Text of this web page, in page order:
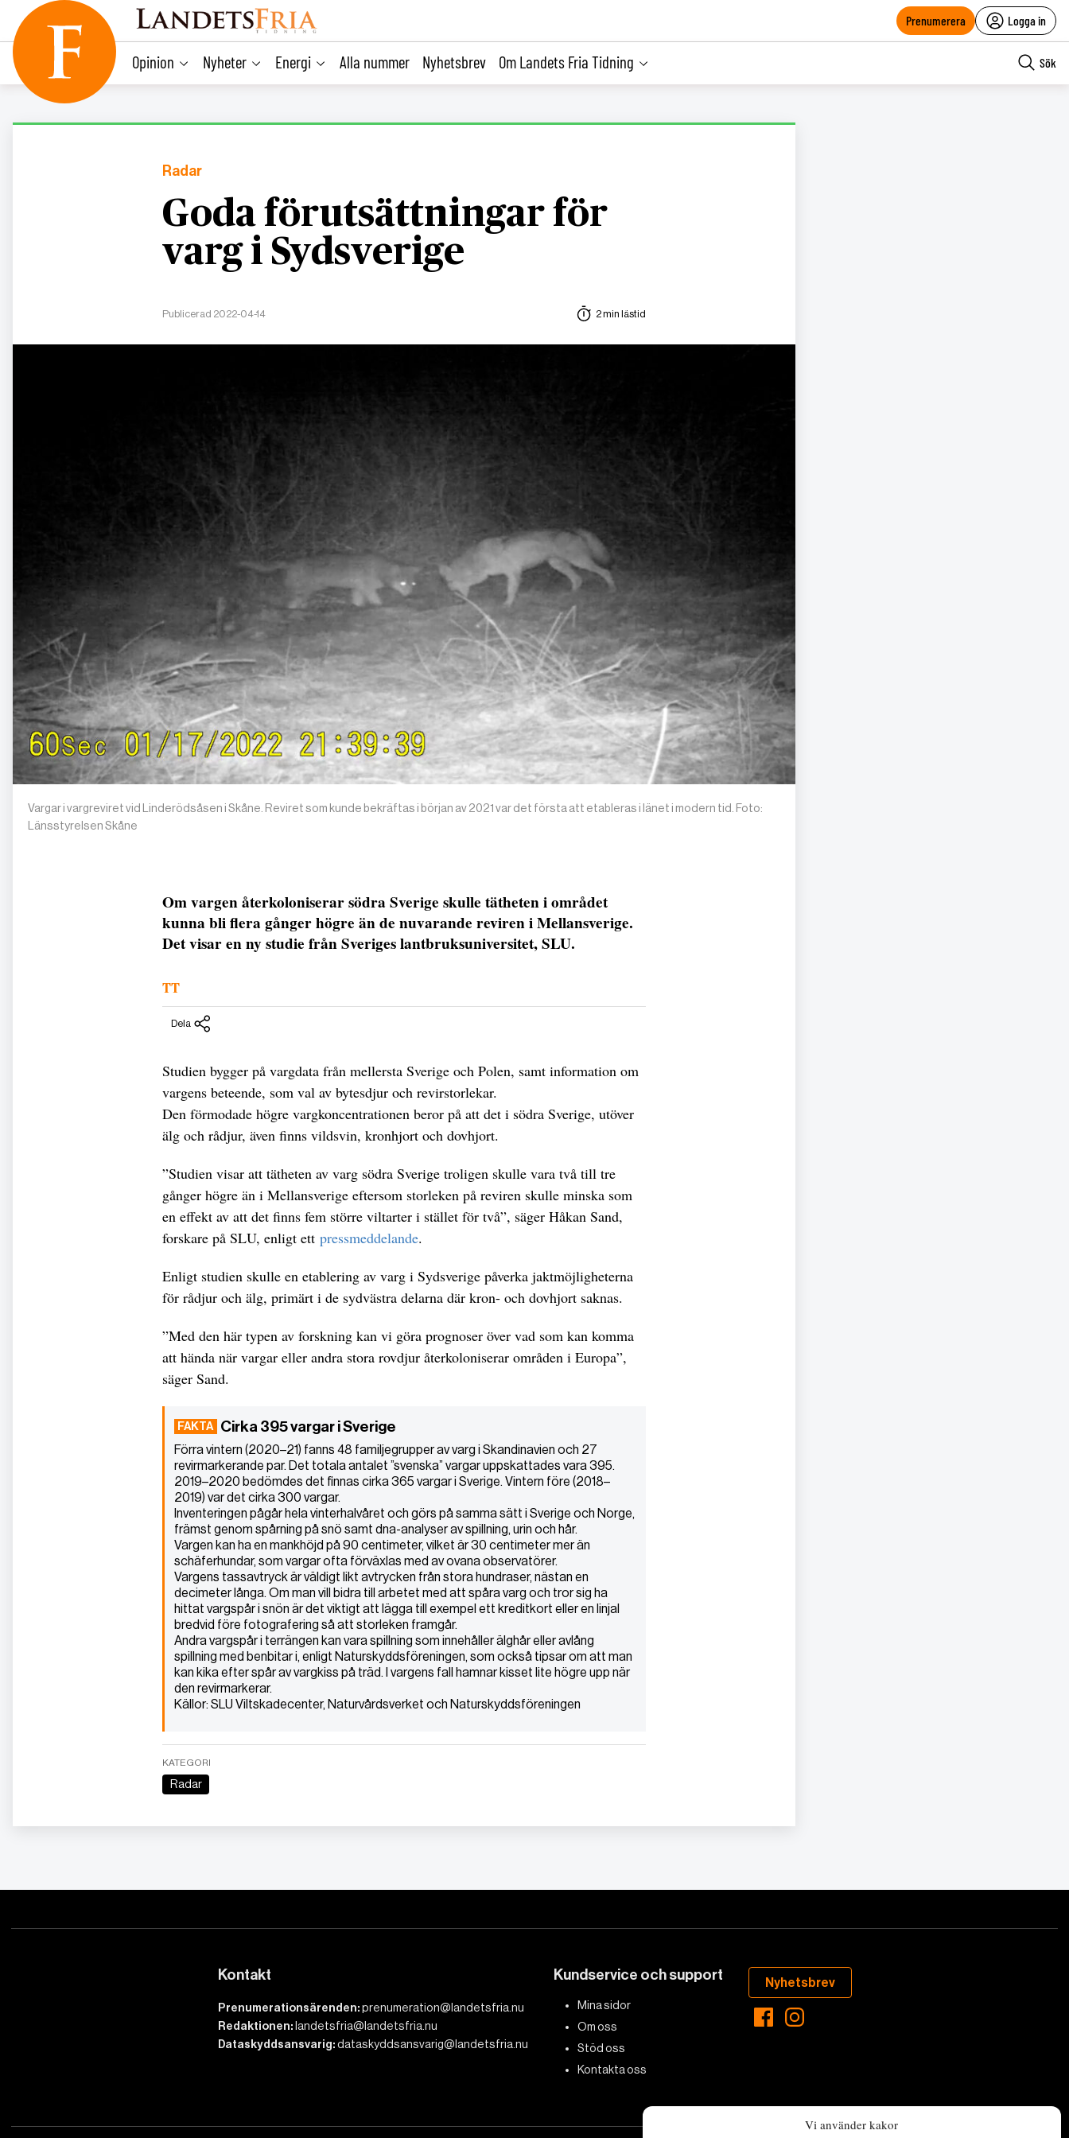
Vi använder kakor
content
Prenumerera Logga in
Opinion Nyheter Energi Alla nummer Nyhetsbrev Om Landets Fria Tidning Sök
Radar
Goda förutsättningar för
varg i Sydsverige
Publicerad 2022-04-14 2 min lästid
Vargar i vargreviret vid Linderödsåsen i Skåne. Reviret som kunde bekräftas i början av 2021 var det första att etableras i länet i modern tid. Foto:
Länsstyrelsen Skåne
Om vargen återkoloniserar södra Sverige skulle tätheten i området
kunna bli flera gånger högre än de nuvarande reviren i Mellansverige.
Det visar en ny studie från Sveriges lantbruksuniversitet, SLU.
TT
Dela
Studien bygger på vargdata från mellersta Sverige och Polen, samt information om
vargens beteende, som val av bytesdjur och revirstorlekar.
Den förmodade högre vargkoncentrationen beror på att det i södra Sverige, utöver
älg och rådjur, även finns vildsvin, kronhjort och dovhjort.
”Studien visar att tätheten av varg södra Sverige troligen skulle vara två till tre
gånger högre än i Mellansverige eftersom storleken på reviren skulle minska som
en effekt av att det finns fem större viltarter i stället för två”, säger Håkan Sand,
forskare på SLU, enligt ett pressmeddelande.
Enligt studien skulle en etablering av varg i Sydsverige påverka jaktmöjligheterna
för rådjur och älg, primärt i de sydvästra delarna där kron- och dovhjort saknas.
”Med den här typen av forskning kan vi göra prognoser över vad som kan komma
att hända när vargar eller andra stora rovdjur återkoloniserar områden i Europa”,
säger Sand.
Cirka 395 vargar i Sverige
Förra vintern (2020–21) fanns 48 familjegrupper av varg i Skandinavien och 27
revirmarkerande par. Det totala antalet ”svenska” vargar uppskattades vara 395.
2019–2020 bedömdes det finnas cirka 365 vargar i Sverige. Vintern före (2018–
2019) var det cirka 300 vargar.
Inventeringen pågår hela vinterhalvåret och görs på samma sätt i Sverige och Norge,
främst genom spårning på snö samt dna-analyser av spillning, urin och hår.
Vargen kan ha en mankhöjd på 90 centimeter, vilket är 30 centimeter mer än
schäferhundar, som vargar ofta förväxlas med av ovana observatörer.
Vargens tassavtryck är väldigt likt avtrycken från stora hundraser, nästan en
decimeter långa. Om man vill bidra till arbetet med att spåra varg och tror sig ha
hittat vargspår i snön är det viktigt att lägga till exempel ett kreditkort eller en linjal
bredvid före fotografering så att storleken framgår.
Andra vargspår i terrängen kan vara spillning som innehåller älghår eller avlång
spillning med benbitar i, enligt Naturskyddsföreningen, som också tipsar om att man
kan kika efter spår av vargkiss på träd. I vargens fall hamnar kisset lite högre upp när
den revirmarkerar.
Källor: SLU Viltskadecenter, Naturvårdsverket och Naturskyddsföreningen
KATEGORI
Radar
Kontakt
Prenumerationsärenden:prenumeration@landetsfria.nu
Redaktionen: landetsfria@landetsfria.nu
Dataskyddsansvarig:dataskyddsansvarig@landetsfria.nu
Kundservice och support
Mina sidor
Om oss
Stöd oss
Kontakta oss
Nyhetsbrev